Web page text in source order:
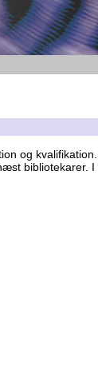
og
bibliotekarer.